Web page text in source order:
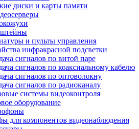
диски и карты памяти
и пульты управления
инфракрасной подсветки
сигналов по витой паре
сигналов по коаксиальному кабелю
сигналов по оптоволокну
сигналов по радиоканалу
системы видеоконтроля
оборудование
для компонентов видеонаблюдения